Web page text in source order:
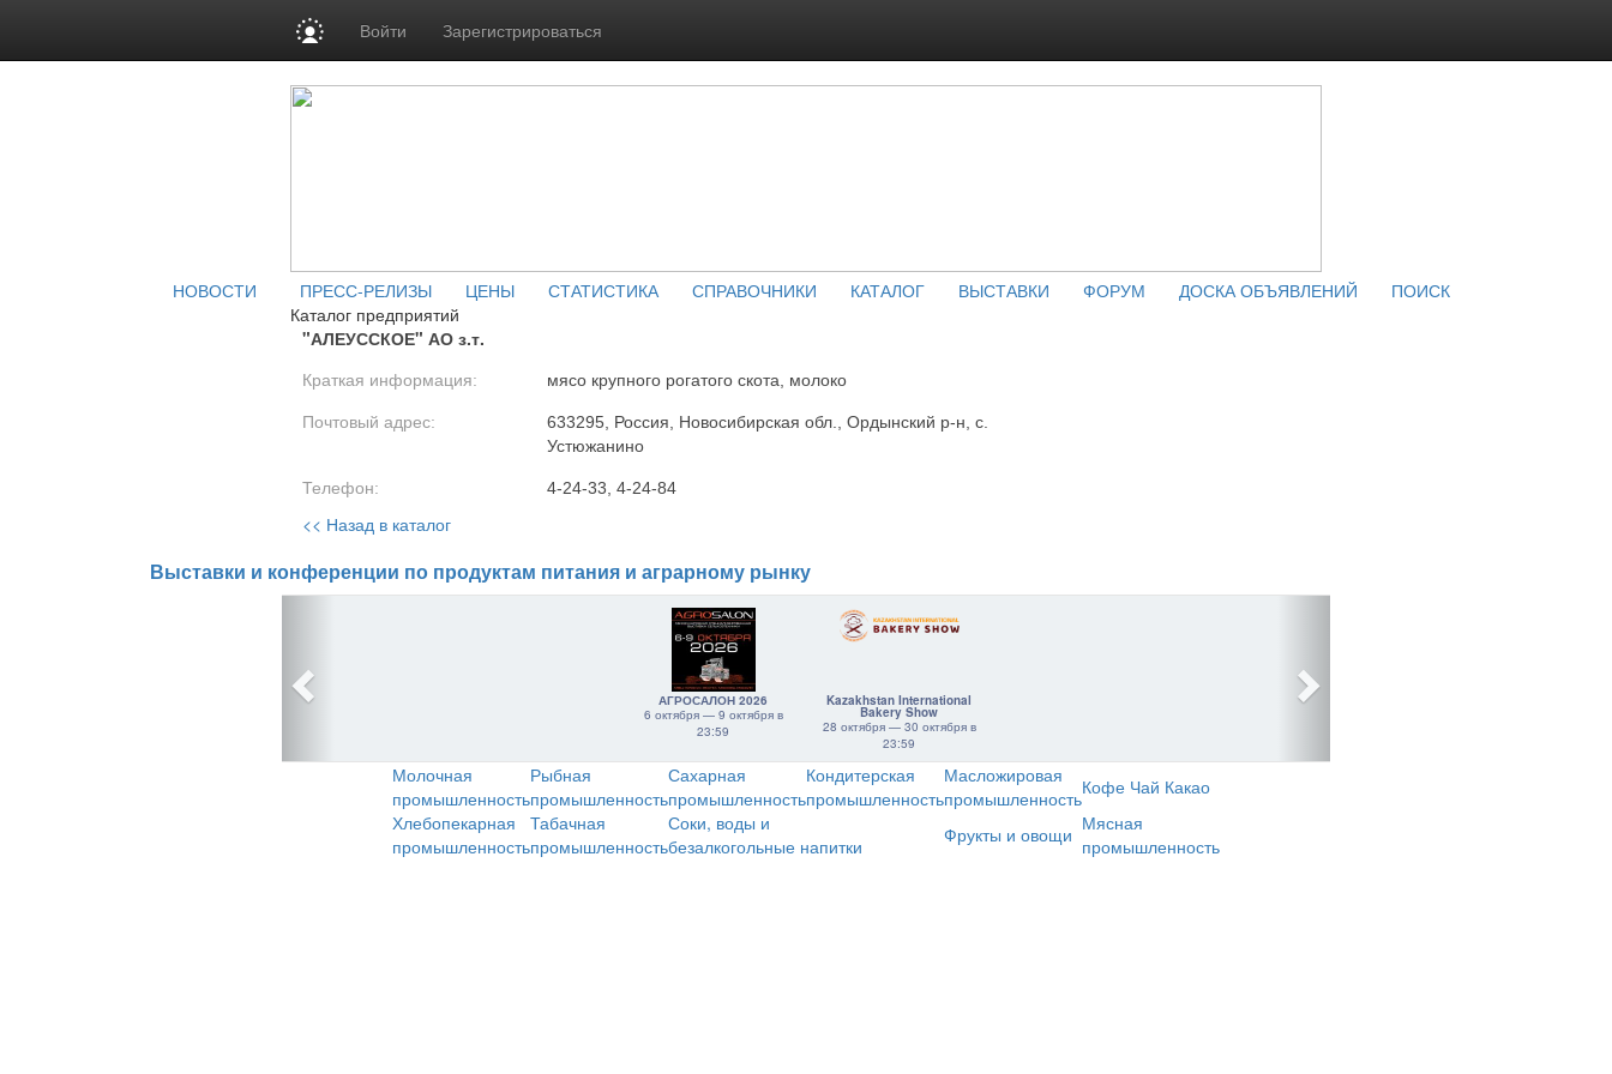
Войти Зарегистрироваться
НОВОСТИ ПРЕСС-РЕЛИЗЫ ЦЕНЫ СТАТИСТИКА СПРАВОЧНИКИ КАТАЛОГ ВЫСТАВКИ ФОРУМ ДОСКА ОБЪЯВЛЕНИЙ
ПОИСК
Каталог предприятий
"АЛЕУССКОЕ" АО з.т.
Краткая информация: мясо крупного рогатого скота, молоко
Почтовый адрес:
633295, Россия, Новосибирская обл., Ордынский р-н, с.
Устюжанино
Телефон: 4-24-33, 4-24-84
<< Назад в каталог
Выставки и конференции по продуктам питания и аграрному рынку
АГРОСАЛОН 2026
6 октября — 9 октября в
23:59
Kazakhstan International
Bakery Show
28 октября — 30 октября в
23:59
Молочная
промышленность
Рыбная
промышленность
Сахарная
промышленность
Кондитерская
промышленность
Масложировая
промышленностьКофе Чай Какао
Хлебопекарная
промышленность
Табачная
промышленность
Соки, воды и
безалкогольные напитки
Фрукты и овощи Мясная
промышленность